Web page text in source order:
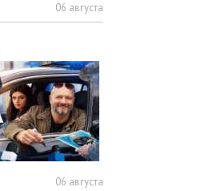
06 августа
06 августа